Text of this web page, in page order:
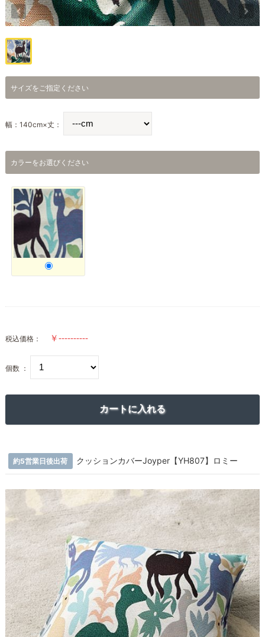
サイズをご指定ください
幅：140cm×丈：
カラーをお選びください
税込価格：
個数 ：
約5営業日後出荷 クッションカバーJoyper【YH807】ロミー